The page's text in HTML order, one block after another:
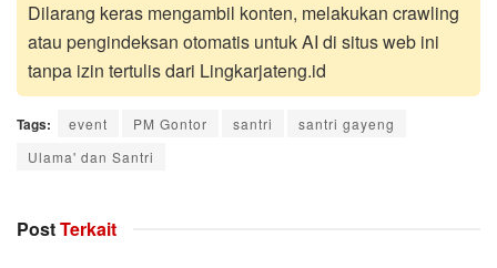
Dilarang keras mengambil konten, melakukan crawling
atau pengindeksan otomatis untuk AI di situs web ini
tanpa izin tertulis dari Lingkarjateng.id
Tags: event PM Gontor santri
santri gayeng
Ulama' dan Santri
PostTerkait